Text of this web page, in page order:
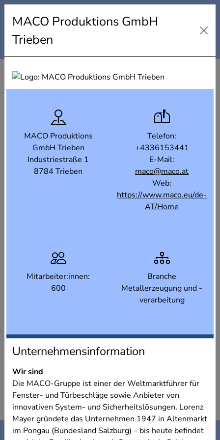
Karte Liste Filter
MACO Produktions GmbH
Trieben
MACO Produktions
GmbH Trieben
Industriestraße 1
8784 Trieben
Telefon:
+4336153441
E-Mail:
maco@maco.at
Web:
https://www.maco.eu/de-
AT/Home
Mitarbeiter:innen:
600
Branche
Metallerzeugung und -
verarbeitung
Unternehmensinformation
Wir sind
Die MACO-Gruppe ist einer der Weltmarktführer für
Fenster- und Türbeschläge sowie Anbieter von
innovativen System- und Sicherheitslösungen. Lorenz
Mayer gründete das Unternehmen 1947 in Altenmarkt
im Pongau (Bundesland Salzburg) – bis heute befindet
Kontakt Impressum